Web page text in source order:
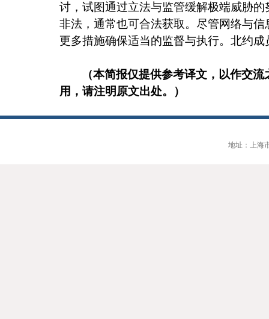
讨，试图通过立法与监管缓解极端威胁
非法，通常也可合法获取。尽管网络与
更多措施确保适当的监督与执行。北约
（本简报仅提供参考译文，以作交
用，请注明原文出处。）
地址：上海